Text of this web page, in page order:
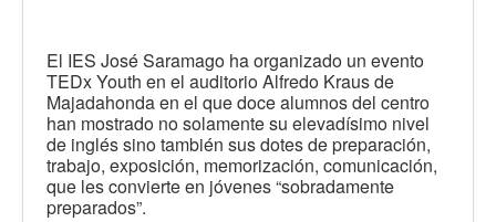
El IES José Saramago ha organizado un evento
TEDx Youth en el auditorio Alfredo Kraus de
Majadahonda en el que doce alumnos del centro
han mostrado no solamente su elevadísimo nivel
de inglés sino también sus dotes de preparación,
trabajo, exposición, memorización, comunicación,
que les convierte en jóvenes “sobradamente
preparados”.